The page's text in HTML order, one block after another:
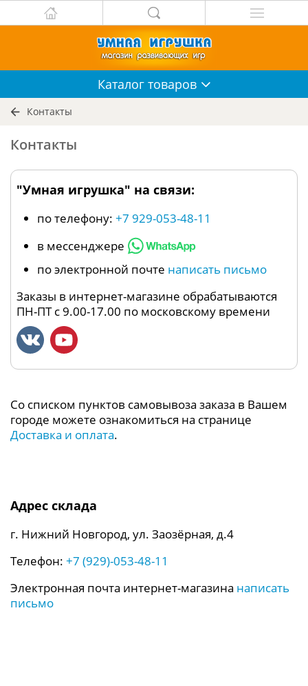
Каталог товаров
Контакты
Контакты
"Умная игрушка" на связи:
по телефону: +7 929-053-48-11
в мессенджере
по электронной почте написать письмо
Заказы в интернет-магазине обрабатываются
ПН-ПТ с 9.00-17.00 по московскому времени
Со списком пунктов самовывоза заказа в Вашем
городе можете ознакомиться на странице
Доставка и оплата.
Адрес склада
г. Нижний Новгород, ул. Заозёрная, д.4
Телефон: +7 (929)-053-48-11
Электронная почта интернет-магазина написать
письмо